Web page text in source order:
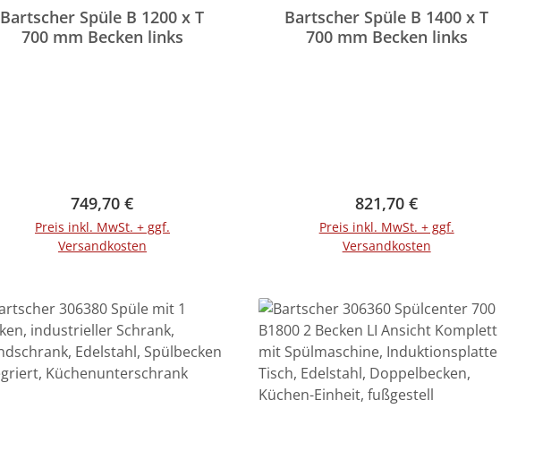
Bartscher Spüle B 1200 x T
700 mm Becken links
Regulärer Preis:
749,70 €
Preis inkl. MwSt. + ggf.
Versandkosten
Bartscher Spüle B 1400 x T
700 mm Becken links
Regulärer Preis:
821,70 €
Preis inkl. MwSt. + ggf.
Versandkosten